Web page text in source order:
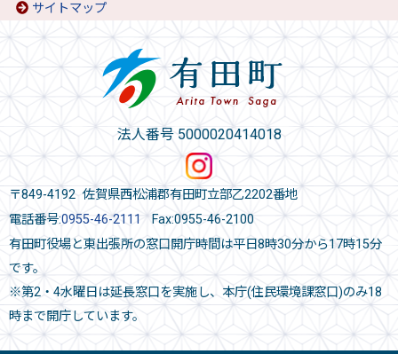
サイトマップ
法人番号 5000020414018
〒849-4192 佐賀県西松浦郡有田町立部乙2202番地
電話番号:0955-46-2111 Fax:0955-46-2100
有田町役場と東出張所の窓口開庁時間は平日8時30分から17時15分
です。
※第2・4水曜日は延長窓口を実施し、本庁(住民環境課窓口)のみ18
時まで開庁しています。